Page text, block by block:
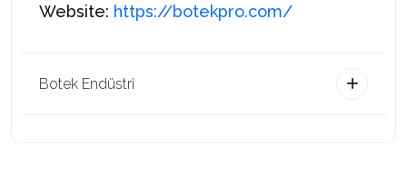
Website: https://botekpro.com/
Botek Endüstri